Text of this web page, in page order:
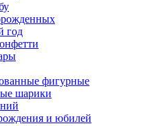
год
фигурные
шарики
и юбилей